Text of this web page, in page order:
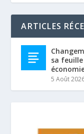
ARTICLES
sa
5 Août